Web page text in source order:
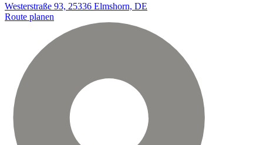
Westerstraße 93, 25336 Elmshorn, DE
Route planen